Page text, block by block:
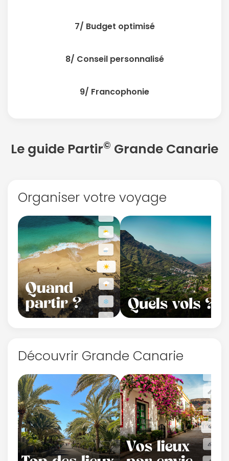
7/ Budget optimisé
8/ Conseil personnalisé
9/ Francophonie
Le guide Partir© Grande Canarie
Organiser votre voyage
Découvrir Grande Canarie